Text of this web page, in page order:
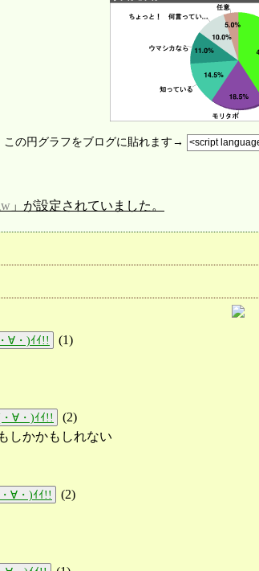
この円グラフをブログに貼れます→
」が設定されていました。
∀・)ｲｲ!! (1)
∀・)ｲｲ!! (2)
しかかもしれない
∀・)ｲｲ!! (2)